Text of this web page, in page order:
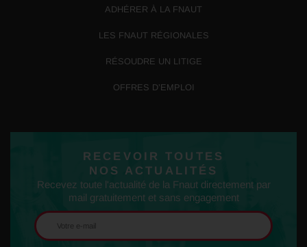
ADHÉRER À LA FNAUT
LES FNAUT RÉGIONALES
RÉSOUDRE UN LITIGE
OFFRES D’EMPLOI
RECEVOIR TOUTES
NOS ACTUALITÉS
Recevez toute l'actualité de la Fnaut directement par
mail gratuitement et sans engagement